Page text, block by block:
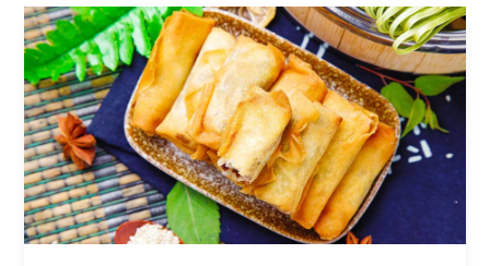
作，真正实现了“一机多用”。